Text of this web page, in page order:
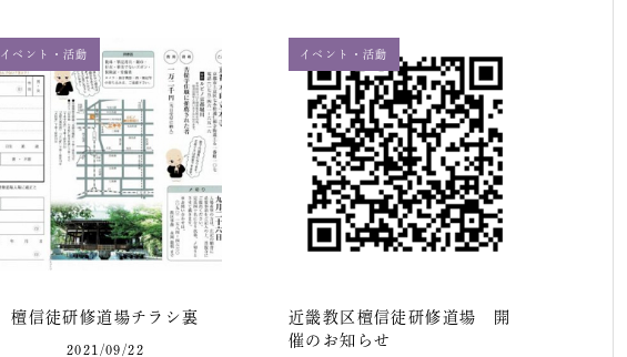
イベント・活動
檀信徒研修道場チラシ裏
2021/09/22
イベント・活動
近畿教区檀信徒研修道場 開
催のお知らせ